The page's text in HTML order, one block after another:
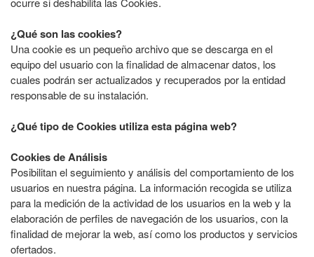
¿Qué son las cookies?
Una cookie es un pequeño archivo que se descarga en el
equipo del usuario con la finalidad de almacenar datos, los
cuales podrán ser actualizados y recuperados por la entidad
responsable de su instalación.
¿Qué tipo de Cookies utiliza esta página web?
Cookies de Análisis
Posibilitan el seguimiento y análisis del comportamiento de los
usuarios en nuestra página. La información recogida se utiliza
para la medición de la actividad de los usuarios en la web y la
elaboración de perfiles de navegación de los usuarios, con la
finalidad de mejorar la web, así como los productos y servicios
ofertados.